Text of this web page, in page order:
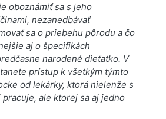
oboznámiť sa s jeho
nezanedbávať
sa o priebehu pôrodu a čo
aj o špecifikách
narodené dieťatko. V
prístup k všetkým týmto
od lekárky, ktorá nielenže s
ale ktorej sa aj jedno